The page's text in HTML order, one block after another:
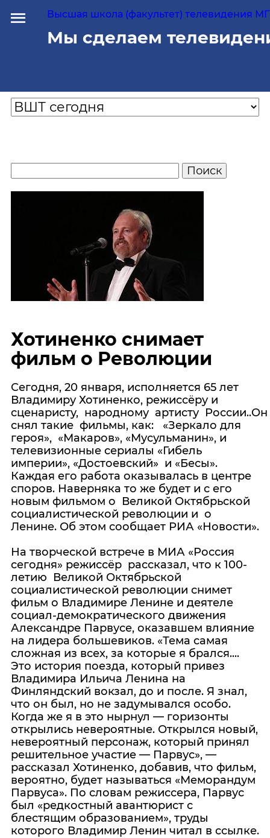
Высшая школа (факультет) телевидения
Мы сделаем
Хотиненко снимает
фильм о Революции
Сегодня, 20 января, исполняется 65 лет
Владимиру Хотиненко, режиссёру и
сценаристу, народному артисту России..Он
снял такие фильмы, как: «Зеркало для
героя», «Макаров», «Мусульманин», и
телевизионные сериалы «Гибель
империи», «Достоевский» и «Бесы».
Каждая его работа оказывалась в центре
споров. Наверняка то же будет и с его
новым фильмом о Великой Октябрьской
социалистической революции и о
Ленине. Об этом сообщает РИА «Новости».
На творческой встрече в МИА «Россия
сегодня» режиссёр рассказал, что к 100-
летию Великой Октябрьской
социалистической революции снимет
фильм о Владимире Ленине и деятеле
социал-демократического движения
Александре Парвусе, оказавшем влияние
на лидера большевиков. «Тема самая
сложная из всех, за которые я брался....
Это история поезда, который привез
Владимира Ильича Ленина на
Финляндский вокзал, до и после. Я знал,
что он был, но не задумывался особо.
Когда же я в это нырнул — горизонты
открылись невероятные. Открылся новый,
невероятный персонаж, который принял
решительное участие — Парвус», —
рассказал Хотиненко, добавив, что фильм,
вероятно, будет называться «Меморандум
Парвуса». По словам режиссера, Парвус
был «редкостный авантюрист с
блестящим образованием», труды
которого Владимир Ленин читал в ссылке.